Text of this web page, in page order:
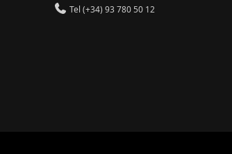
Tel (+34) 93 780 50 12